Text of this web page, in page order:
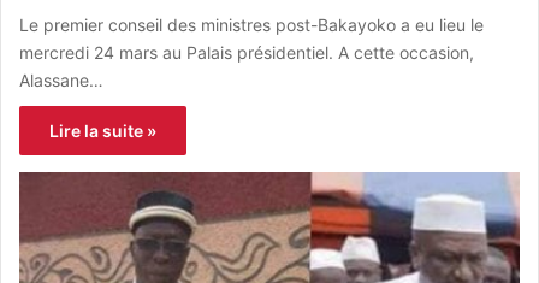
Le premier conseil des ministres post-Bakayoko a eu lieu le
mercredi 24 mars au Palais présidentiel. A cette occasion,
Alassane…
Lire la suite »